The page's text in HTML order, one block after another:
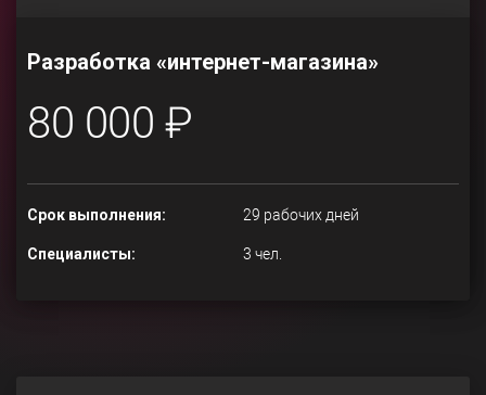
Разработка «интернет-магазина»
80 000 ₽
Срок выполнения: 29 рабочих дней
Специалисты: 3 чел.